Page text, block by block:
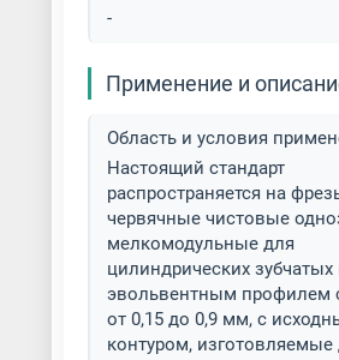
-
Применение и
Область и условия
Настоящий стандарт
распространяется на
червячные чистовые
мелкомодульные для
цилиндрических зубчатых
эвольвентным профилем
от 0,15 до 0,9 мм, с
контуром,